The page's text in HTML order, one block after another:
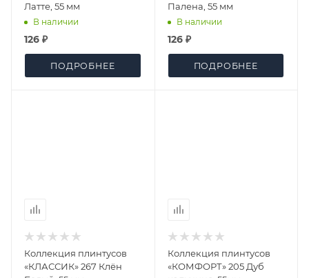
Латте, 55 мм
В наличии
126 ₽
ПОДРОБНЕЕ
Палена, 55 мм
В наличии
126 ₽
ПОДРОБНЕЕ
Коллекция плинтусов
«КЛАССИК» 267 Клён
Коллекция плинтусов
«КОМФОРТ» 205 Дуб